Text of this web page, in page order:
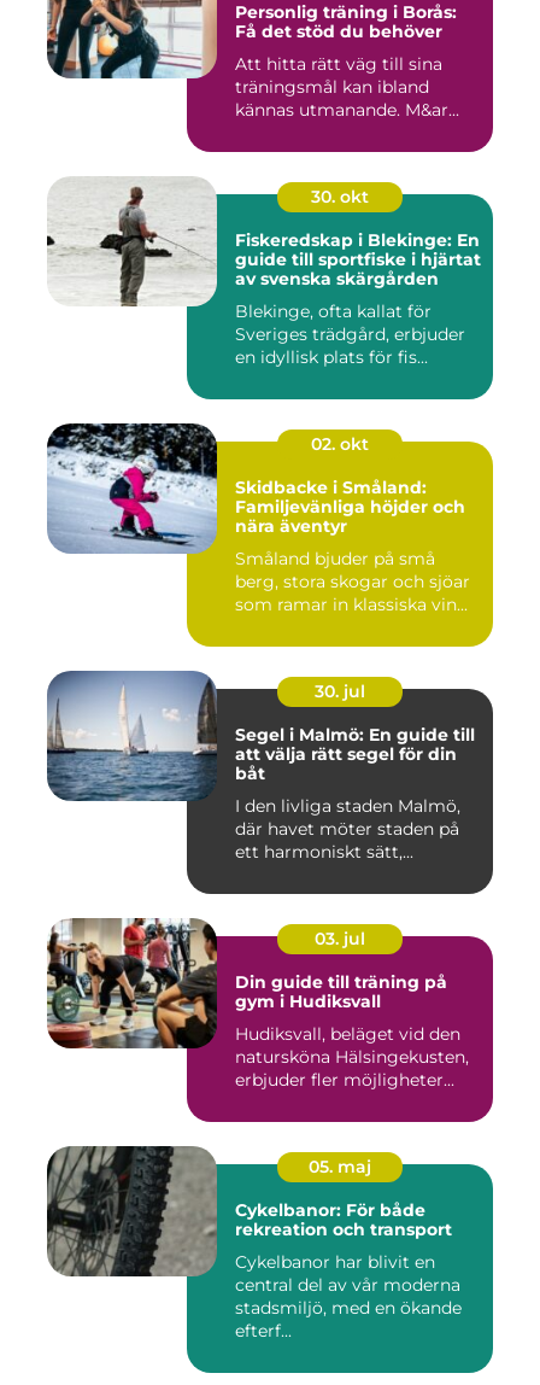
Personlig träning i Borås:
Få det stöd du behöver
Att hitta rätt väg till sina
träningsmål kan ibland
kännas utmanande. M&ar...
30. okt
Fiskeredskap i Blekinge: En
guide till sportfiske i hjärtat
av svenska skärgården
Blekinge, ofta kallat för
Sveriges trädgård, erbjuder
en idyllisk plats för fis...
02. okt
Skidbacke i Småland:
Familjevänliga höjder och
nära äventyr
Småland bjuder på små
berg, stora skogar och sjöar
som ramar in klassiska vin...
30. jul
Segel i Malmö: En guide till
att välja rätt segel för din
båt
I den livliga staden Malmö,
där havet möter staden på
ett harmoniskt sätt,...
03. jul
Din guide till träning på
gym i Hudiksvall
Hudiksvall, beläget vid den
natursköna Hälsingekusten,
erbjuder fler möjligheter...
05. maj
Cykelbanor: För både
rekreation och transport
Cykelbanor har blivit en
central del av vår moderna
stadsmiljö, med en ökande
efterf...